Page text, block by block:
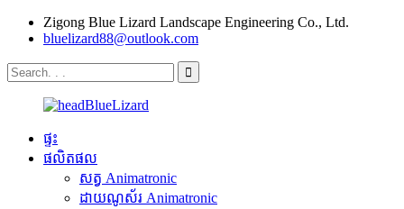
Zigong Blue Lizard Landscape Engineering Co., Ltd.
bluelizard88@outlook.com
ផ្ទះ
ផលិតផល
សត្វ Animatronic
ដាយណូស័រ Animatronic